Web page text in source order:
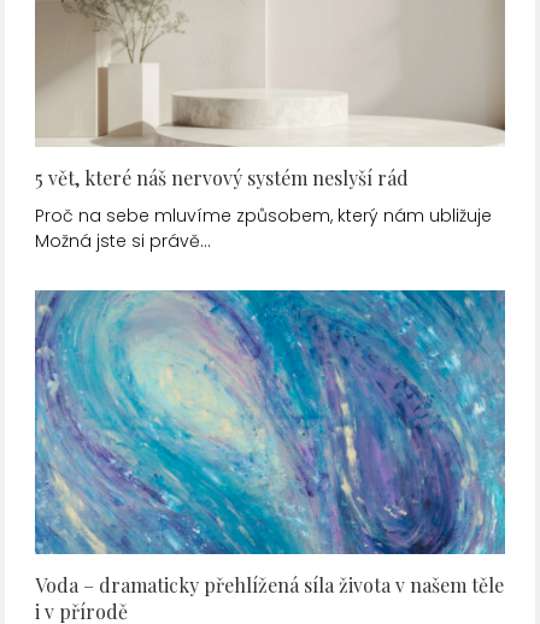
5 vět, které náš nervový systém neslyší rád
Proč na sebe mluvíme způsobem, který nám ubližuje
Možná jste si právě…
Voda – dramaticky přehlížená síla života v našem těle
i v přírodě